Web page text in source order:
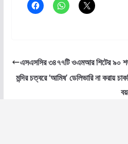
এসএসসির ৩৪৭৭টি ওএমআর শিটের ৯০
মন্দির চত্বরে ‘আমিষ’ ডেলিভারি না করায়